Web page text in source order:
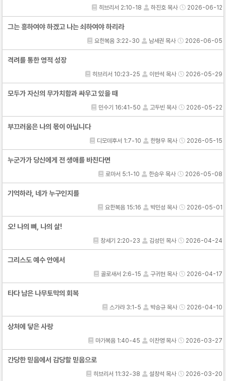
히브리서 2:10-18 하진호 목사 2026-06-12
그는 흥하여야 하겠고 나는 쇠하여야 하리라
요한복음 3:22-30 남세권 목사 2026-06-05
격려를 통한 영적 성장
히브리서 10:23-25 이반석 목사 2026-05-29
모두가 자신의 무가치함과 싸우고 있을 때
민수기 16:41-50 고두빈 목사 2026-05-22
부끄러움은 나의 몫이 아닙니다
디모데후서 1:7-10 한형우 목사 2026-05-15
누군가가 당신에게 전 생애를 바친다면
로마서 5:1-10 한승우 목사 2026-05-08
기억하라, 네가 누구인지를
요한복음 15:16 박민성 목사 2026-05-01
오! 나의 뼈, 나의 살!
창세기 2:20-23 김성민 목사 2026-04-24
그리스도 예수 안에서
골로새서 2:6-15 구귀현 목사 2026-04-17
타다 남은 나무토막의 회복
스가랴 3:1-5 박승규 목사 2026-04-10
상처에 닿은 사랑
마가복음 1:40-45 이찬영 목사 2026-03-27
간당한 믿음에서 감당할 믿음으로
히브리서 11:32-38 설창석 목사 2026-03-20